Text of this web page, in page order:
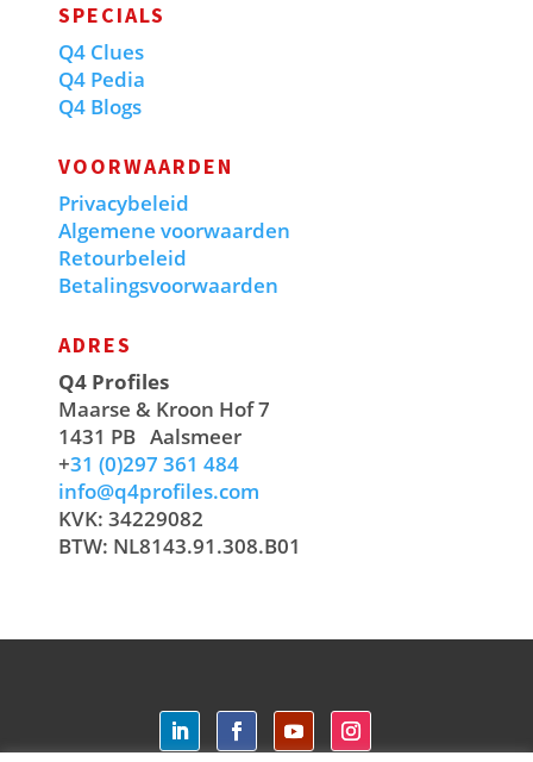
SPECIALS
Q4 Clues
Q4 Pedia
Q4 Blogs
VOORWAARDEN
Privacybeleid
Algemene voorwaarden
Retourbeleid
Betalingsvoorwaarden
ADRES
Q4 Profiles
Maarse & Kroon Hof 7
1431 PB Aalsmeer
+31 (0)297 361 484
info@q4profiles.com
KVK: 34229082
BTW: NL8143.91.308.B01